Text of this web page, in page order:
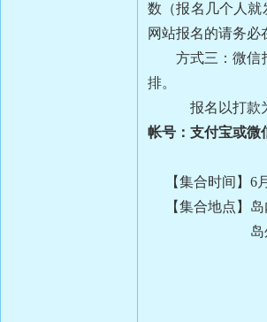
数（报名几个人
网站报名的请务必
方式三：微信
排。
报名以打款
帐号：支付宝或微
【集合时间】6
【集合地点】
岛